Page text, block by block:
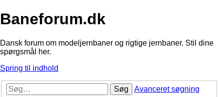
Baneforum.dk
Dansk forum om modeljernbaner og rigtige jernbaner. Stil dine
spørgsmål her.
Spring til indhold
Søg Avanceret søgning